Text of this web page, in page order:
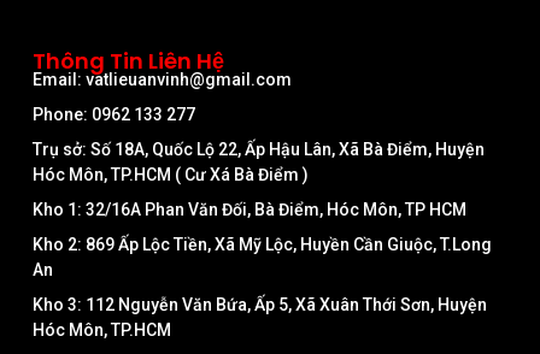
Thông Tin Liên Hệ
Email: vatlieuanvinh@gmail.com
Phone: 0962 133 277
Trụ sở: Số 18A, Quốc Lộ 22, Ấp Hậu Lân, Xã Bà Điểm, Huyện
Hóc Môn, TP.HCM ( Cư Xá Bà Điểm )
Kho 1: 32/16A Phan Văn Đối, Bà Điểm, Hóc Môn, TP HCM
Kho 2: 869 Ấp Lộc Tiền, Xã Mỹ Lộc, Huyền Cần Giuộc, T.Long
An
Kho 3: 112 Nguyễn Văn Bứa, Ấp 5, Xã Xuân Thới Sơn, Huyện
Hóc Môn, TP.HCM